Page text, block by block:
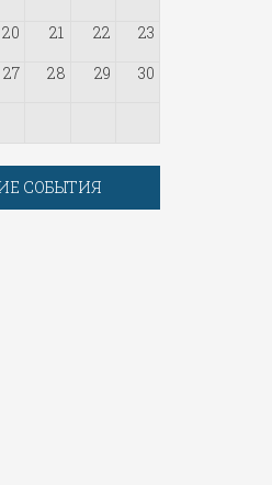
20 21 22
23
27 28 29
30
СОБЫТИЯ